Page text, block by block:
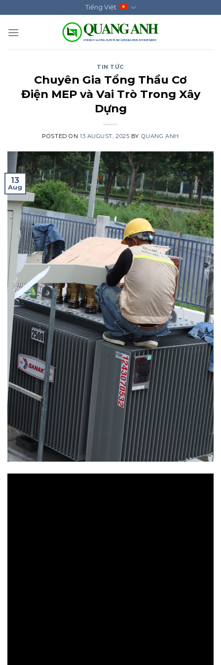
to
content
Tiếng Việt
TIN TỨC
Chuyên Gia Tổng Thầu Cơ
Điện MEP và Vai Trò Trong Xây
Dựng
POSTED ON 13 AUGUST, 2025 BY QUANG ANH
13
Aug